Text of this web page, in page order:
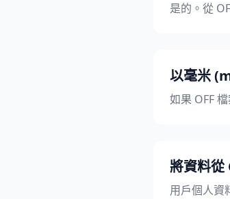
是的。從
以毫米
如果 OFF
將資料從
用戶個人資